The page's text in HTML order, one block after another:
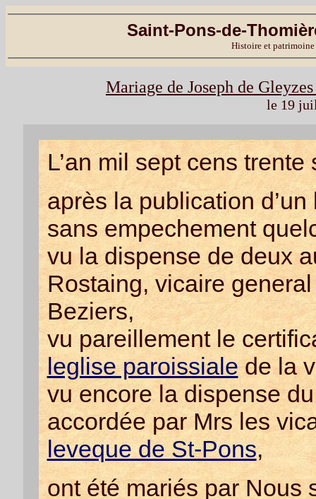
Saint-Pons-de-
Histoire et
Mariage de Joseph de
le 19
L’an mil sept cens
après la publication
sans empechement
vu la dispense de deux
Rostaing, vicaire
Beziers,
vu pareillement le
leglise paroissialede la
vu encore la dispense
accordée par Mrs les
leveque de St-Pons,
ont été mariés par Nous